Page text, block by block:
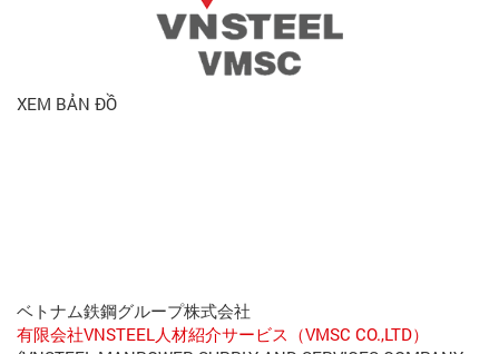
XEM BẢN ĐỒ
ベトナム鉄鋼グループ株式会社
有限会社VNSTEEL人材紹介サービス（VMSC CO.,LTD）